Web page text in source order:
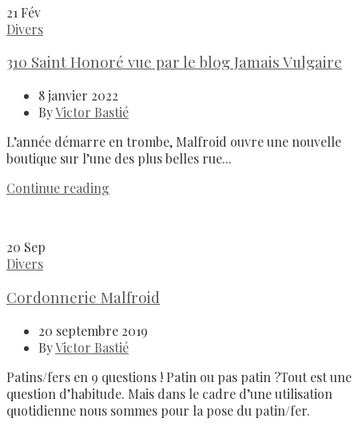
21 Fév
Divers
310 Saint Honoré vue par le blog Jamais Vulgaire
8 janvier 2022
ByVictor Bastié
L’année démarre en trombe, Malfroid ouvre une nouvelle
boutique sur l’une des plus belles rue...
Continue reading
20 Sep
Divers
Cordonnerie Malfroid
20 septembre 2019
ByVictor Bastié
Patins/fers en 9 questions ! Patin ou pas patin ?Tout est une
question d’habitude. Mais dans le cadre d’une utilisation
quotidienne nous sommes pour la pose du patin/fer.